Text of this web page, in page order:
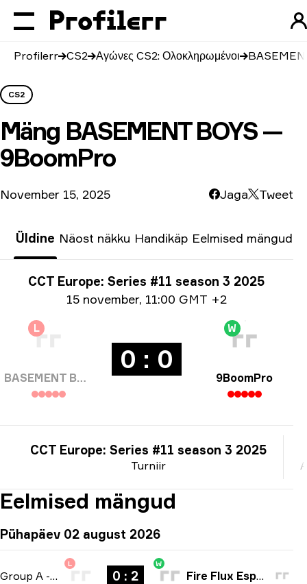
Profilerr CS2 Αγώνες CS2: Ολοκληρωμένοι
CS2
Mäng BASEMENT BOYS —
9BoomPro
November 15, 2025 Jaga Tweet
Üldine Näost näkku Handikäp Eelmised mängud
Turniiri info
CCT Europe: Series #11 season 3 2025
15 november, 11:00 GMT +2
L
BASEMENT BOYS
0 : 0
W
9BoomPro
Turniir
CCT Europe: Series #11 season 3 2025
Eelmised mängud
Pühapäev 02 august 2026
Group A - bo3
L
0 : 2
W
Fire Flux Esports